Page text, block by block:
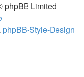
phpBB Limited
phpBB-Style-Design